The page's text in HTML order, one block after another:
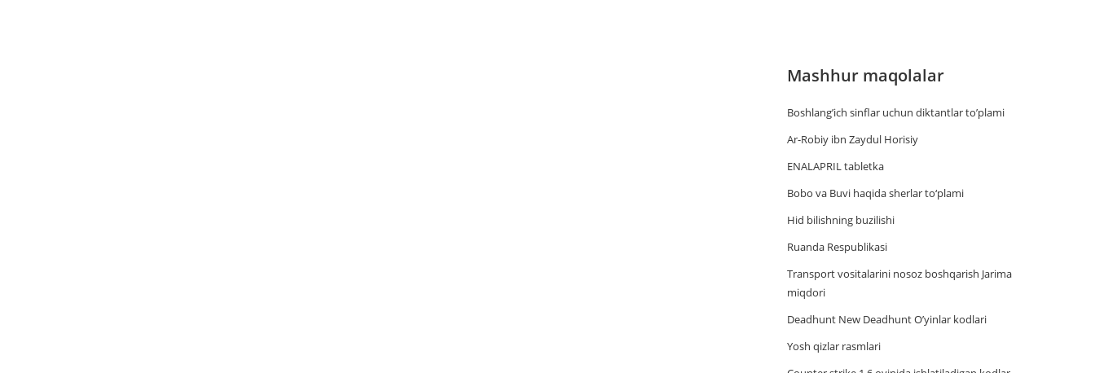
Mashhur maqolalar
Boshlang’ich sinflar uchun diktantlar to’plami
Ar-Robiy ibn Zaydul Horisiy
ENALAPRIL tabletka
Bobo va Buvi haqida sherlar to‘plami
Hid bilishning buzilishi
Ruanda Respublikasi
Trаnsport vositаlаrini nosoz boshqаrish Jаrimа
miqdori
Deadhunt New Deadhunt O’yinlar kodlari
Yosh qizlar rasmlari